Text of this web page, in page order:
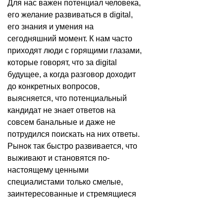
Для нас важен потенциал человека,
его желание развиваться в digital,
его знания и умения на
сегодняшний момент. К нам часто
приходят люди с горящими глазами,
которые говорят, что за digital
будущее, а когда разговор доходит
до конкретных вопросов,
выясняется, что потенциальный
кандидат не знает ответов на
совсем банальные и даже не
потрудился поискать на них ответы.
Рынок так быстро развивается, что
выживают и становятся по-
настоящему ценными
специалистами только смелые,
заинтересованные и стремящиеся